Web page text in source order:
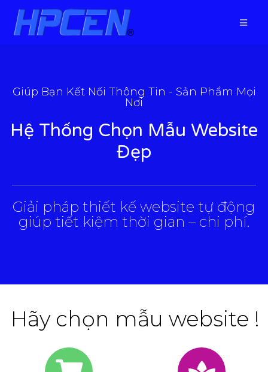
Giúp Bạn Kết Nối Thông Tin - Sản Phẩm Mọi
Nơi
Hệ Thống Chọn Mẫu Website
Đẹp
Giải pháp thiết kế website tự động
giúp tiết kiệm thời gian – chi phí.
Hãy chọn mẫu website !